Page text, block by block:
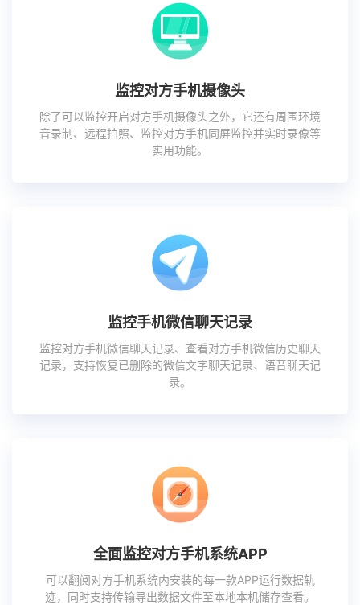
监控对方手机摄像头
除了可以监控开启对方手机摄像头之外，它还有周围环境
音录制、远程拍照、监控对方手机同屏监控并实时录像等
实用功能。
监控手机微信聊天记录
监控对方手机微信聊天记录、查看对方手机微信历史聊天
记录，支持恢复已删除的微信文字聊天记录、语音聊天记
录。
全面监控对方手机系统APP
可以翻阅对方手机系统内安装的每一款APP运行数据轨
迹，同时支持传输导出数据文件至本地本机储存查看。